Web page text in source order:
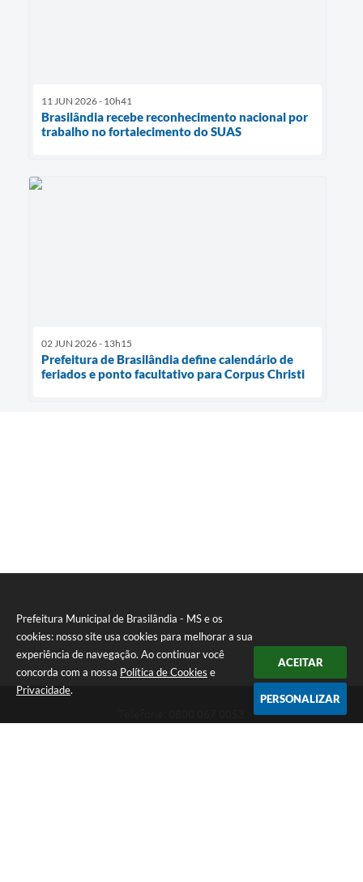
Prefeitura Municipal de Brasilândia - MS e os
cookies: nosso site usa cookies para melhorar a sua
experiência de navegação. Ao continuar você
concorda com a nossa Política de Cookies e
Privacidade.
ACEITAR
PERSONALIZAR
11 JUN 2026 - 10h41
Brasilândia recebe reconhecimento nacional por
trabalho no fortalecimento do SUAS
02 JUN 2026 - 13h15
Prefeitura de Brasilândia define calendário de
feriados e ponto facultativo para Corpus Christi